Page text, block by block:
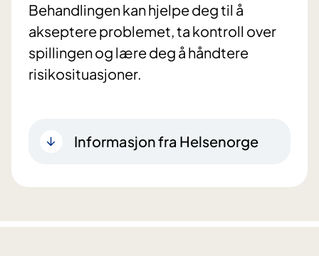
Behandlingen kan hjelpe deg til å
akseptere problemet, ta kontroll over
spillingen og lære deg å håndtere
risikosituasjoner.
Informasjon fra Helsenorge